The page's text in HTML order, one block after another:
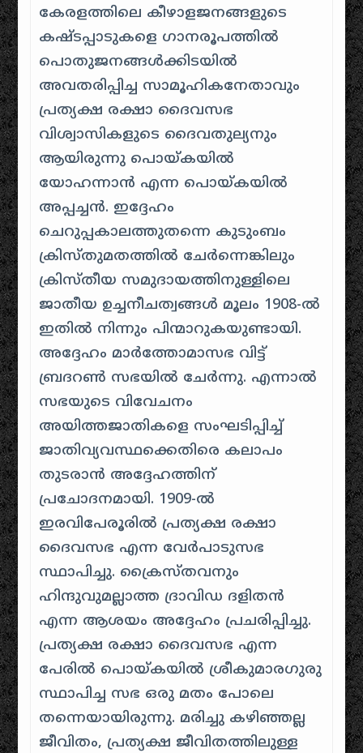
കേരളത്തിലെ കീഴാളജനങ്ങളുടെ
കഷ്ടപ്പാടുകളെ ഗാനരൂപത്തിൽ
പൊതുജനങ്ങൾക്കിടയിൽ
അവതരിപ്പിച്ച സാമൂഹികനേതാവും
പ്രത്യക്ഷ രക്ഷാ ദൈവസഭ
വിശ്വാസികളുടെ ദൈവതുല്യനും
ആയിരുന്നു പൊയ്കയിൽ
യോഹന്നാൻ എന്ന പൊയ്കയിൽ
അപ്പച്ചൻ. ഇദ്ദേഹം
ചെറുപ്പകാലത്തുതന്നെ കുടുംബം
ക്രിസ്തുമതത്തിൽ ചേർന്നെങ്കിലും
ക്രിസ്തീയ സമുദായത്തിനുള്ളിലെ
ജാതീയ ഉച്ചനീചത്വങ്ങൾ മൂലം 1908-ൽ
ഇതിൽ നിന്നും പിന്മാറുകയുണ്ടായി.
അദ്ദേഹം മാർത്തോമാസഭ വിട്ട്
ബ്രദറൺ സഭയിൽ ചേർന്നു. എന്നാൽ
സഭയുടെ വിവേചനം
അയിത്തജാതികളെ സംഘടിപ്പിച്ച്
ജാതിവ്യവസ്ഥക്കെതിരെ കലാപം
തുടരാൻ അദ്ദേഹത്തിന്
പ്രചോദനമായി. 1909-ൽ
ഇരവിപേരൂരിൽ പ്രത്യക്ഷ രക്ഷാ
ദൈവസഭ എന്ന വേർപാടുസഭ
സ്ഥാപിച്ചു. ക്രൈസ്തവനും
ഹിന്ദുവുമല്ലാത്ത ദ്രാവിഡ ദളിതൻ
എന്ന ആശയം അദ്ദേഹം പ്രചരിപ്പിച്ചു.
പ്രത്യക്ഷ രക്ഷാ ദൈവസഭ എന്ന
പേരിൽ പൊയ്കയിൽ ശ്രീകുമാരഗുരു
സ്ഥാപിച്ച സഭ ഒരു മതം പോലെ
തന്നെയായിരുന്നു. മരിച്ചു കഴിഞ്ഞല്ല
ജീവിതം, പ്രത്യക്ഷ ജീവിതത്തിലുള്ള